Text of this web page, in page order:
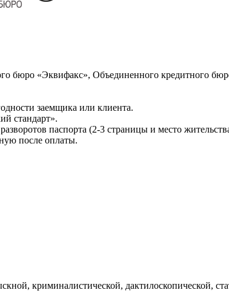
бюро «Эквифакс», Объединенного кредитного
заемщика или клиента.
стандарт».
паспорта (2-3 страницы и место
после оплаты.
криминалистической, дактилоскопической,